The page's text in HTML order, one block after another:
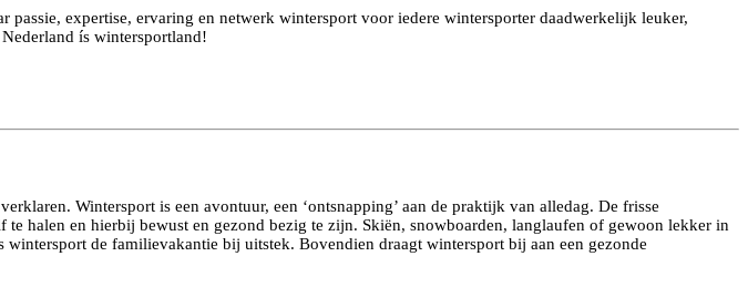
expertise, ervaring en netwerk wintersport voor iedere wintersporter daadwerkelijk leuker,
ís wintersportland!
Wintersport is een avontuur, een ‘ontsnapping’ aan de praktijk van alledag. De frisse
halen en hierbij bewust en gezond bezig te zijn. Skiën, snowboarden, langlaufen of gewoon lekker in
de familievakantie bij uitstek. Bovendien draagt wintersport bij aan een gezonde